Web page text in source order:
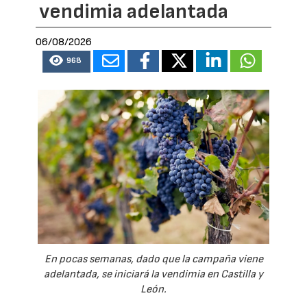
vendimia adelantada
06/08/2026
968
En pocas semanas, dado que la campaña viene
adelantada, se iniciará la vendimia en Castilla y
León.